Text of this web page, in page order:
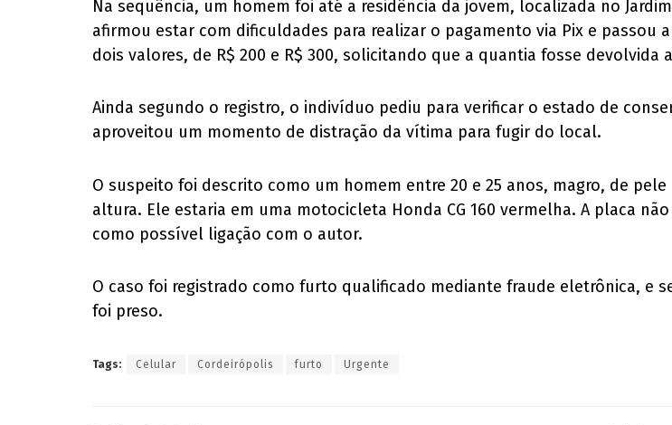
Na sequência, um homem foi até a residência da jovem, localizada no
afirmou estar com dificuldades para realizar o pagamento via Pix e passou
dois valores, de R$ 200 e R$ 300, solicitando que a quantia fosse
Ainda segundo o registro, o indivíduo pediu para verificar o estado de
aproveitou um momento de distração da vítima para fugir do local.
O suspeito foi descrito como um homem entre 20 e 25 anos, magro, de
altura. Ele estaria em uma motocicleta Honda CG 160 vermelha. A placa
como possível ligação com o autor.
O caso foi registrado como furto qualificado mediante fraude eletrônica, e
foi preso.
Tags: Celular Cordeirópolis furto Urgente